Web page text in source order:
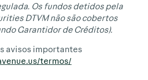
Os fundos detidos pela
DTVM não são cobertos
Garantidor de Créditos).
avisos importantes
termos/